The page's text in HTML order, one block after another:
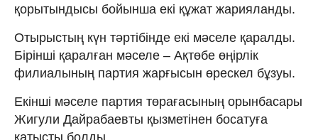
қорытындысы бойынша екі құжат жарияланды.
Отырыстың күн тәртібінде екі мәселе қаралды.
Бірінші қаралған мәселе – Ақтөбе өңірлік
филиалының партия жарғысын өрескел бұзуы.
Екінші мәселе партия төрағасының орынбасары
Жигули Дайрабаевты қызметінен босатуға
қатысты болды.